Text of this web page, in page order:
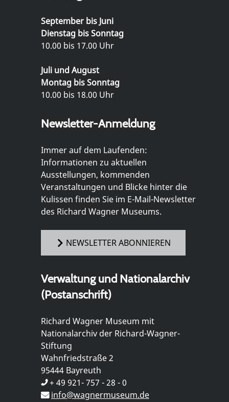
September bis Juni
Dienstag bis Sonntag
10.00 bis 17.00 Uhr
Juli und August
Montag bis Sonntag
10.00 bis 18.00 Uhr
Newsletter-Anmeldung
Immer auf dem Laufenden:
Informationen zu aktuellen
Ausstellungen, kommenden
Veranstaltungen und Blicke hinter die
Kulissen finden Sie im E-Mail-Newsletter
des Richard Wagner Museums.
NEWSLETTER ABONNIEREN
Verwaltung und Nationalarchiv
(Postanschrift)
Richard Wagner Museum mit
Nationalarchiv der Richard-Wagner-
Stiftung
Wahnfriedstraße 2
95444 Bayreuth
+ 49 921- 757 - 28 - 0
info@wagnermuseum.de